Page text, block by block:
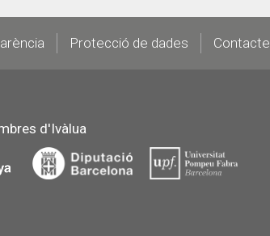
Protecció de dades Contacte
d'Ivàlua